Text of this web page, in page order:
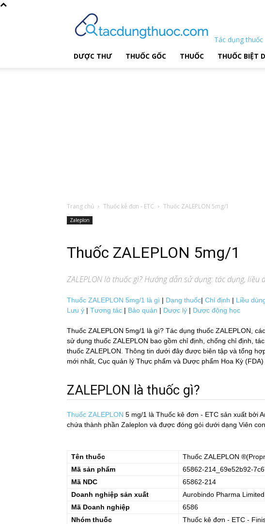
Tác dụng thuốc
DƯỢC THƯ
THUỐC GỐC THUỐC THUỐC BIỆT
Trang chủ Thuốc kê đơn - ETC Thuốc ZALEPLON 5mg/1
Zaleplon
Thuốc ZALEPLON 5mg/1
ZALEPLONlà thuốc gì? Hướng dẫn sử dụng: tác dụng, liều
Thuốc ZALEPLON 5mg/1 là gì | Dạng thuốc| Chỉ định | Liều
Lưu ý | Tương tác | Bảo quản | Dược lý | Dược động học
Thuốc ZALEPLON 5mg/1 là gì? Tác dụng thuốc ZALEPLON,
sử dụng thuốc ZALEPLON bao gồm chỉ định, chống chỉ định,
thuốc ZALEPLON. Thông tin dưới đây được biên tập và tổng
mới nhất, Cục quản lý Thực phẩm và Dược phẩm Hoa Kỳ
ZALEPLON là thuốc gì?
Thuốc ZALEPLON 5 mg/1 là Thuốc kê đơn - ETC sản xuất bởi
chứa thành phần Zaleplon và được đóng gói dưới dạng Viên
Tên thuốc Thuốc ZALEPLON
Mã sản phẩm
65862-214_69e52b92-
Mã NDC
65862-214
Doanh nghiệp sản xuất
Aurobindo Pharma Limited
Mã Doanh nghiệp
6586
Nhóm thuốc
Thuốc kê đơn - ETC -